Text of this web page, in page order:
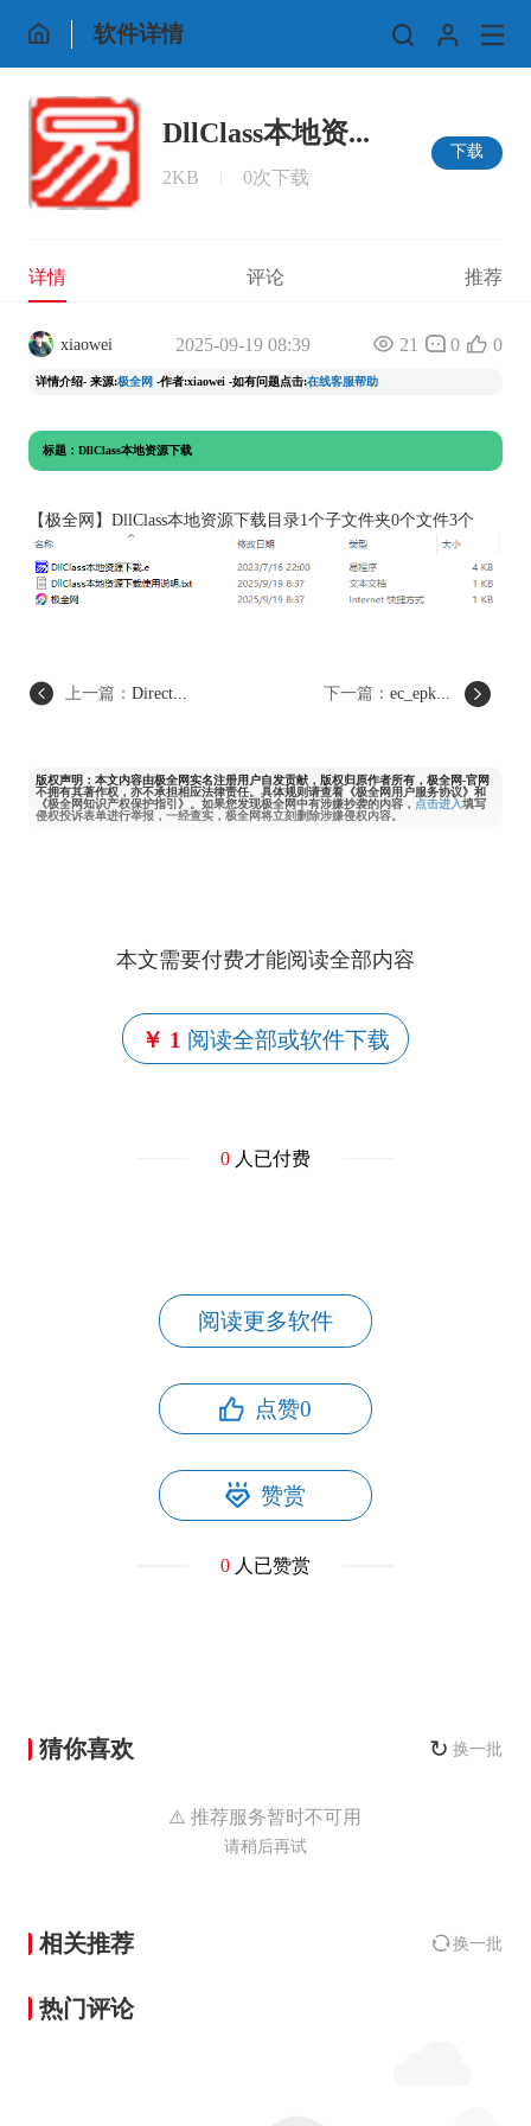
软件详情
DllClass本地资...
2KB 0次下载
下载
详情 评论 推荐
xiaowei 2025-09-19 08:39 21 0 0
详情介绍- 来源:极全网 -作者:xiaowei -如有问题点击:在线客服帮助
标题：DllClass本地资源下载
【极全网 】DllClass本地资源下载目录1个子文件夹0个文件3个
上一篇： Direct... 下一篇：ec_epk...
版权声明：本文内容由极全网实名注册用户自发贡献，版权归原作者所有，极全网-官网
不拥有其著作权，亦不承担相应法律责任。具体规则请查看《极全网用户服务协议》和
《极全网知识产权保护指引》。如果您发现极全网中有涉嫌抄袭的内容， 点击进入填写
侵权投诉表单进行举报，一经查实，极全网将立刻删除涉嫌侵权内容。
本文需要付费才能阅读全部内容
￥ 1 阅读全部或软件下载
0人已付费
阅读更多软件
点赞0
赞赏
0人已赞赏
猜你喜欢 ↻ 换一批
⚠️ 推荐服务暂时不可用
请稍后再试
相关推荐 换一批
热门评论